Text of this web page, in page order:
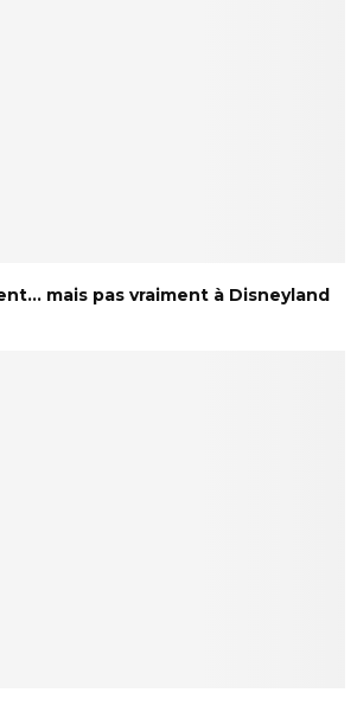
mais pas vraiment à Disneyland